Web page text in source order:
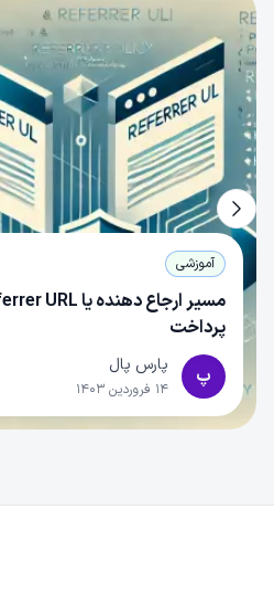
آموزشی
پرداخت
پ
پارس پال
۱۴ فروردین ۱۴۰۳